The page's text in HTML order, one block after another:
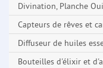
Divination, Planche
Capteurs de rêves et
Diffuseur de huiles
Bouteilles d'élixir et